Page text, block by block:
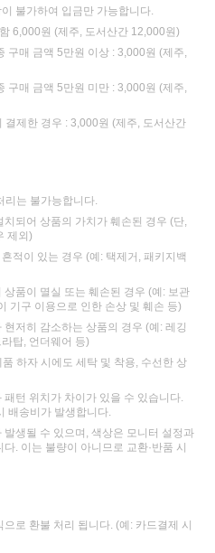
불가하여 입금만 가능합니다.
6,000원 (제주, 도서산간 12,000원)
구매 금액 5만원 이상 : 3,000원 (제주,
구매 금액 5만원 미만 : 3,000원 (제주,
결제한 경우 : 3,000원 (제주, 도서산간
리는 불가능합니다.
되어 상품의 가치가 훼손된 경우 (단,
제외)
적이 있는 경우 (예: 택제거, 패키지백
품이 멸실 또는 훼손된 경우 (예: 보관
기구 이용으로 인한 손상 및 훼손 등)
저히 감소하는 상품의 경우 (예: 레깅
탑, 언더웨어 등)
하자 시에도 세탁 및 착용, 수선한 상
턴 위치가 차이가 있을 수 있습니다.
배송비가 발생합니다.
생될 수 있으며, 색상은 모니터 설정과
. 이는 불량이 아니므로 교환·반품 시
로 환불 처리 됩니다. (예: 카드결제 시